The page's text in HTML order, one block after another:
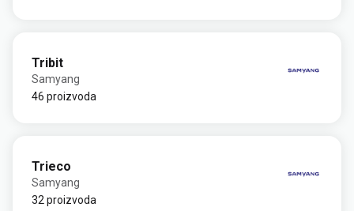
Tribit
Samyang
46 proizvoda
Trieco
Samyang
32 proizvoda